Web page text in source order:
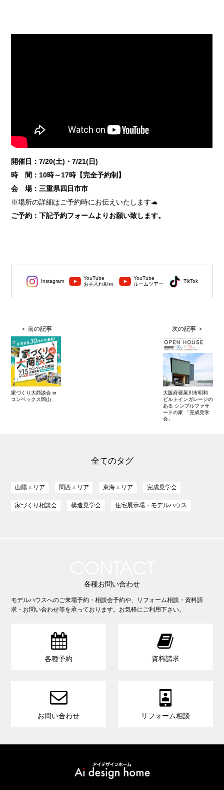
開催日：7/20(土)・7/21(日)
時 間：10時～17時【完全予約制】
会 場：三重県四日市市
※場所の詳細はご予約時にお伝えいたします🐢
ご予約：下記予約フォームよりお願い致します。
Instagram
YouTube
お手入れ動画
YouTube
ルームツアー
TikTok
家づくり大商談会 in
コンベックス岡山
大阪府寝屋川市明和
ビルトインガレージの
ある シンプルファサ
ードの家 「完成見学
会」
全てのタグ
山陽エリア 関西エリア 東海エリア 完成見学会
家づくり相談会 構造見学会 住宅展示場・モデルハウス
各種お問い合わせ
モデルハウスへのご来場予約・相談会予約や、リフォーム相談・資料請
求・お問い合わせ等を承っております。お気軽にご利用下さい。

各種予約

資料請求

お問い合わせ

リフォーム相談